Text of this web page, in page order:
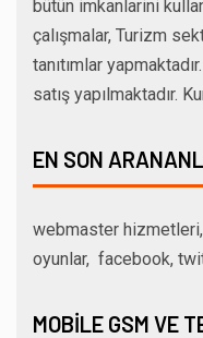
bütün imkanlarini
çalışmalar, Turizm
tanıtımlar
satış yapılmaktadır.
EN SON
webmaster
oyunlar, facebook,
MOBILE GSM VE